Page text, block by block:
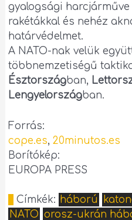
gyalogsági
rakétákkal és nehéz
határvédelmet.
A NATO-nak velük
többnemzetiségű
Észtországban,
Lengyelországban.
Forrás:
cope.es,20minutos.es
Borítókép:
EUROPA PRESS
Címkék: háború
NATO orosz-ukrán